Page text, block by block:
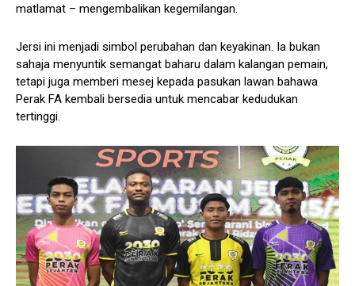
matlamat – mengembalikan kegemilangan.
Jersi ini menjadi simbol perubahan dan keyakinan. Ia bukan
sahaja menyuntik semangat baharu dalam kalangan pemain,
tetapi juga memberi mesej kepada pasukan lawan bahawa
Perak FA kembali bersedia untuk mencabar kedudukan
tertinggi.